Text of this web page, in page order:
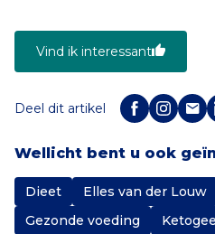
Vind ik interessant
Deel dit artikel
Wellicht bent u ook
Dieet Elles van der Louw
Gezonde voeding